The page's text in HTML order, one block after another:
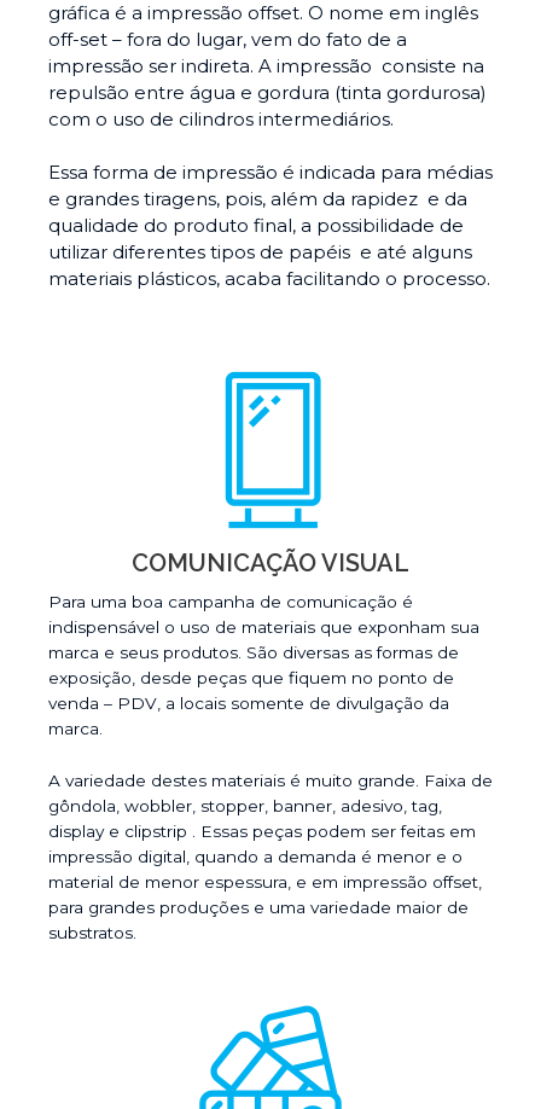
gráfica é a impressão offset. O nome em inglês
off-set – fora do lugar, vem do fato de a
impressão ser indireta. A impressão consiste na
repulsão entre água e gordura (tinta gordurosa)
com o uso de cilindros intermediários.
Essa forma de impressão é indicada para médias
e grandes tiragens, pois, além da rapidez e da
qualidade do produto final, a possibilidade de
utilizar diferentes tipos de papéis e até alguns
materiais plásticos, acaba facilitando o processo.
COMUNICAÇÃO VISUAL
Para uma boa campanha de comunicação é
indispensável o uso de materiais que exponham sua
marca e seus produtos. São diversas as formas de
exposição, desde peças que fiquem no ponto de
venda – PDV, a locais somente de divulgação da
marca.
A variedade destes materiais é muito grande. Faixa de
gôndola, wobbler, stopper, banner, adesivo, tag,
display e clipstrip . Essas peças podem ser feitas em
impressão digital, quando a demanda é menor e o
material de menor espessura, e em impressão offset,
para grandes produções e uma variedade maior de
substratos.